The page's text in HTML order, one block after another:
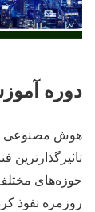
دوره
حوزه‌های
روزمره نفوذ